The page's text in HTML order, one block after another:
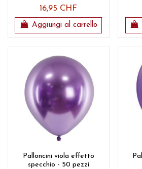
16,95 CHF
Aggiungi al carrello
Palloncini viola effetto
specchio - 50 pezzi